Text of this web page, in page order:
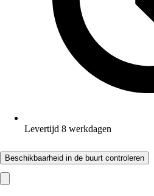
Levertijd 8 werkdagen
Beschikbaarheid in de buurt controleren